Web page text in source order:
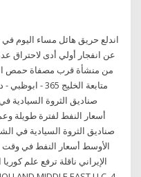
عن انفجار أولي أدى لاحتراق
من منشأة قرب مصفاة حمص
صناديق الثروة
أسعار النفط لفترة طويلة
صناديق الثروة السيادية في
الأوسط أسعار النفط في
الإيراني ناقلة ترفع علم